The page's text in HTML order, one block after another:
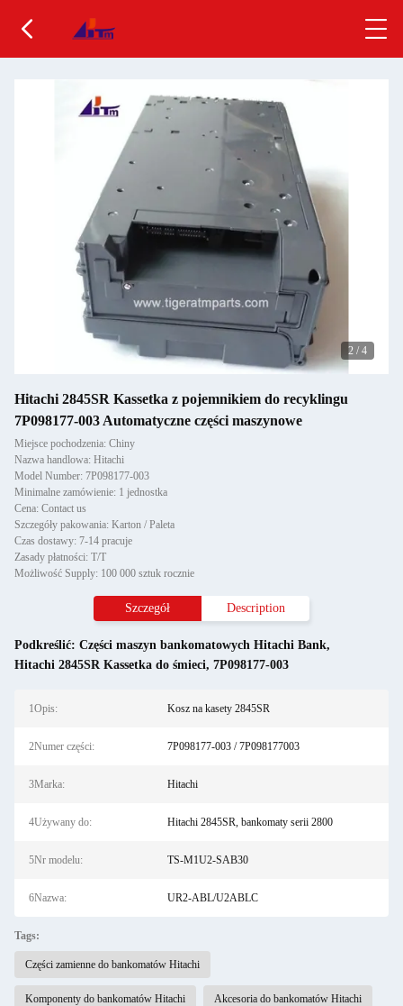
2 / 4
Hitachi 2845SR Kassetka z pojemnikiem do recyklingu
7P098177-003 Automatyczne części maszynowe
Miejsce pochodzenia: Chiny
Nazwa handlowa: Hitachi
Model Number: 7P098177-003
Minimalne zamówienie: 1 jednostka
Cena: Contact us
Szczegóły pakowania: Karton / Paleta
Czas dostawy: 7-14 pracuje
Zasady płatności: T/T
Możliwość Supply: 100 000 sztuk rocznie
Szczegół Description
Podkreślić: Części maszyn bankomatowych Hitachi Bank,
Hitachi 2845SR Kassetka do śmieci, 7P098177-003
1Opis: Kosz na kasety 2845SR
2Numer części: 7P098177-003 / 7P098177003
3Marka: Hitachi
4Używany do: Hitachi 2845SR, bankomaty serii 2800
5Nr modelu: TS-M1U2-SAB30
6Nazwa: UR2-ABL/U2ABLC
Tags:
Części zamienne do bankomatów Hitachi
Komponenty do bankomatów Hitachi Akcesoria do bankomatów Hitachi